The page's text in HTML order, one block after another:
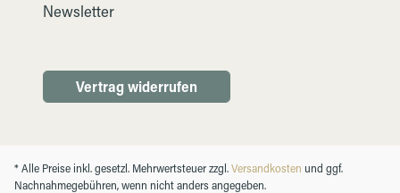
Newsletter
Vertrag widerrufen
* Alle Preise inkl. gesetzl. Mehrwertsteuer zzgl.Versandkosten und ggf.
Nachnahmegebühren, wenn nicht anders angegeben.